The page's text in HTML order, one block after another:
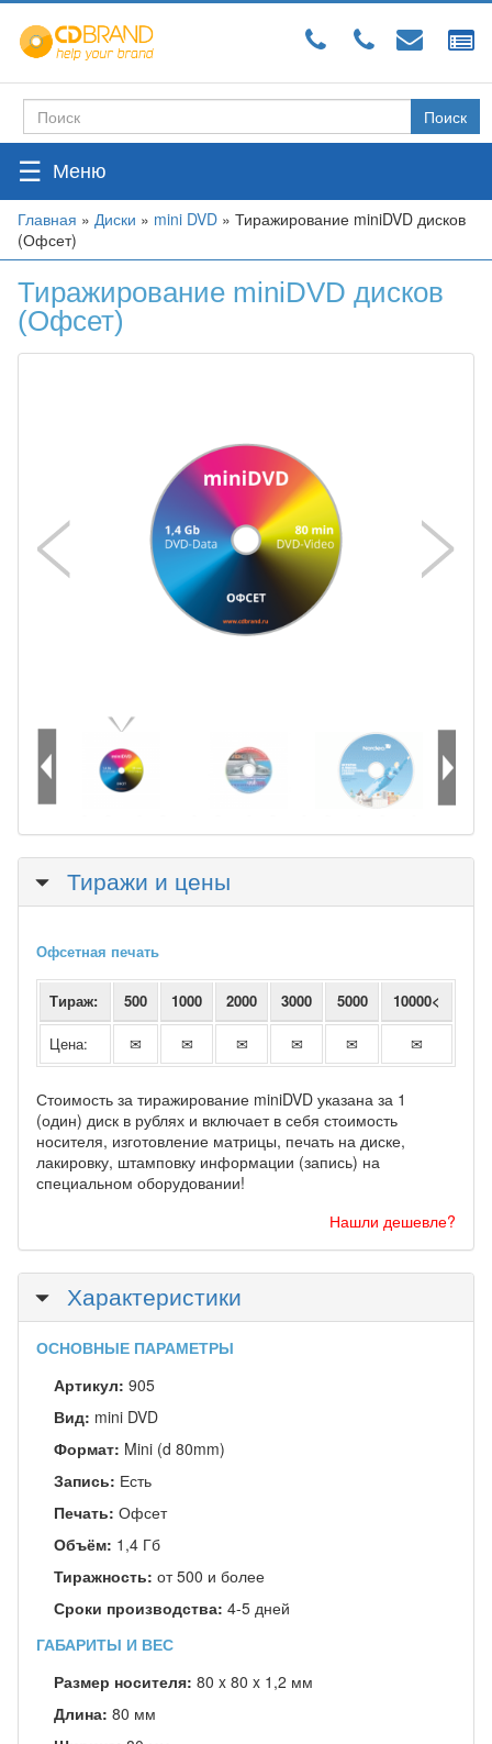
Перейти
основному
Форма
поиска
Поиск
☰
Вы
здесь
Главная » Диски » mini DVD » Тиражирование miniDVD дисков
(Офсет)
Тиражирование miniDVD дисков
(Офсет)
Скрыть
Тиражи и цены
Офсетная печать
Тираж: 500 1000 2000 3000 5000 10000<
Цена: ✉ ✉ ✉ ✉ ✉ ✉
Стоимость за тиражирование miniDVD указана за 1
(один) диск в рублях и включает в себя стоимость
носителя, изготовление матрицы, печать на диске,
лакировку, штамповку информации (запись) на
специальном оборудовании!
Нашли дешевле?
Скрыть
Характеристики
ОСНОВНЫЕ ПАРАМЕТРЫ
Артикул: 905
Вид: mini DVD
Формат: Mini (d 80mm)
Запись: Есть
Печать: Офсет
Объём: 1,4 Гб
Тиражность: от 500 и более
Сроки производства: 4-5 дней
ГАБАРИТЫ И ВЕС
Размер носителя: 80 x 80 x 1,2 мм
Длина: 80 мм